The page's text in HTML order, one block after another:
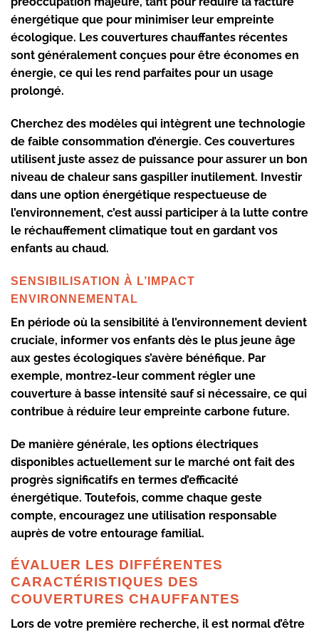
énergétique que pour minimiser leur empreinte
écologique. Les couvertures chauffantes récentes
sont généralement conçues pour être économes en
énergie, ce qui les rend parfaites pour un usage
prolongé.
Cherchez des modèles qui intègrent une technologie
de faible consommation d’énergie. Ces couvertures
utilisent juste assez de puissance pour assurer un bon
niveau de chaleur sans gaspiller inutilement. Investir
dans une option énergétique respectueuse de
l’environnement, c’est aussi participer à la lutte contre
le réchauffement climatique tout en gardant vos
enfants au chaud.
SENSIBILISATION À L’IMPACT
ENVIRONNEMENTAL
En période où la sensibilité à l’environnement devient
cruciale, informer vos enfants dès le plus jeune âge
aux gestes écologiques s’avère bénéfique. Par
exemple, montrez-leur comment régler une
couverture à basse intensité sauf si nécessaire, ce qui
contribue à réduire leur empreinte carbone future.
De manière générale, les options électriques
disponibles actuellement sur le marché ont fait des
progrès significatifs en termes d’efficacité
énergétique. Toutefois, comme chaque geste
compte, encouragez une utilisation responsable
auprès de votre entourage familial.
ÉVALUER LES DIFFÉRENTES
CARACTÉRISTIQUES DES
COUVERTURES CHAUFFANTES
Lors de votre première recherche, il est normal d’être